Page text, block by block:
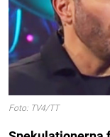
Foto: TV4/TT